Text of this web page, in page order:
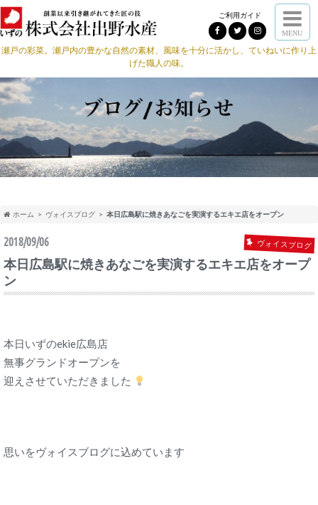
ご利用ガイド
MENU
瀬戸の彩菜。瀬戸内の豊かな自然の素材、風味を十分に活かし、ていねいに作り上
げた職人の味。
ホーム ヴォイスブログ 本日広島駅に焼きあなごを実演するエキエ店をオープン
2018/09/06 ヴォイスブログ
本日広島駅に焼きあなごを実演するエキエ店をオープ
ン
本日いずのekie広島店
無事グランドオープンを
迎えさせていただきました
思いをヴォイスブログに込めています